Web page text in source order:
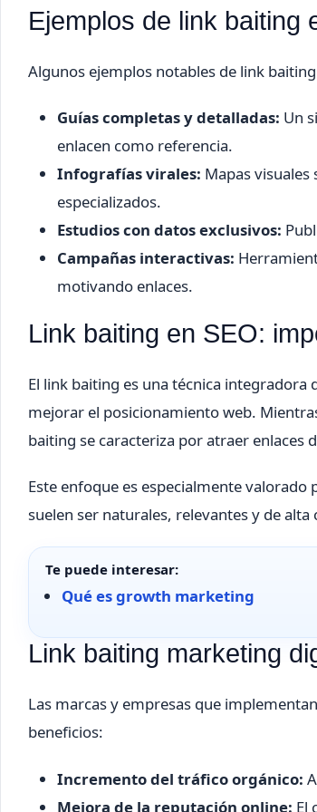
Ejemplos de link baiting
Algunos ejemplos notables de link
Guías completas y detalladas: Un
enlacen como referencia.
Infografías virales: Mapas
especializados.
Estudios con datos exclusivos:
Campañas interactivas:
motivando enlaces.
Link baiting en SEO:
El link baiting es una técnica
mejorar el posicionamiento web.
baiting se caracteriza por atraer enlaces
Este enfoque es especialmente
suelen ser naturales, relevantes y de
Te puede interesar:
Qué es growth marketing
Link baiting marketing
Las marcas y empresas que
beneficios:
Incremento del tráfico orgánico:
Mejora de la reputación online: El